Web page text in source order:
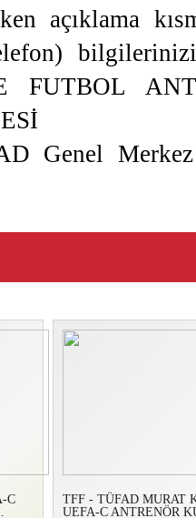
açıklama
FUTBOL
Genel
C
TFF - TÜFAD MURAT
UEFA-C ANTRENÖR